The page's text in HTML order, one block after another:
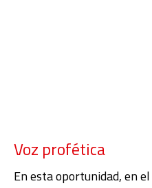
Voz profética
En esta oportunidad, en